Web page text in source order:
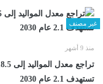
غير مصنف
منذ 9 أشهر
تستهدف 2.1 عام 2030